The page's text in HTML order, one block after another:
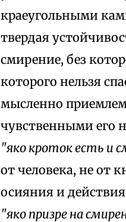
краеугольными
твердая
смирение, без
которого нельзя
мысленно
чувственными его
"яко кроток есть и
от человека, не от
осияния и
"яко призре на